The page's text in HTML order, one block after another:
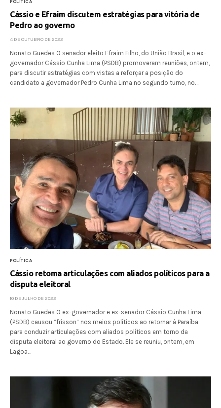
POLÍTICA
Cássio e Efraim discutem estratégias para vitória de
Pedro ao governo
4 DE OUTUBRO DE 2022
Nonato Guedes O senador eleito Efraim Filho, do União Brasil, e o ex-
governador Cássio Cunha Lima (PSDB) promoveram reuniões, ontem,
para discutir estratégias com vistas a reforçar a posição do
candidato a governador Pedro Cunha Lima no segundo turno, no…
POLÍTICA
Cássio retoma articulações com aliados políticos para a
disputa eleitoral
10 DE JULHO DE 2022
Nonato Guedes O ex-governador e ex-senador Cássio Cunha Lima
(PSDB) causou “frisson” nos meios políticos ao retornar à Paraíba
para conduzir articulações com aliados políticos em torno da
disputa eleitoral ao governo do Estado. Ele se reuniu, ontem, em
Lagoa…